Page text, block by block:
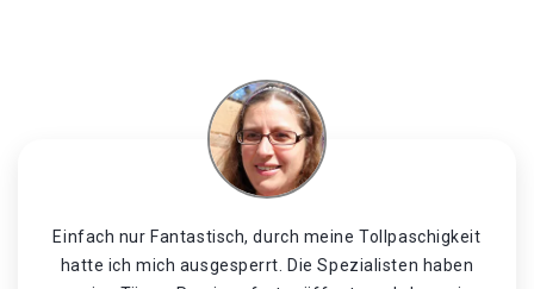
Einfach nur Fantastisch, durch meine Tollpaschigkeit
hatte ich mich ausgesperrt. Die Spezialisten haben